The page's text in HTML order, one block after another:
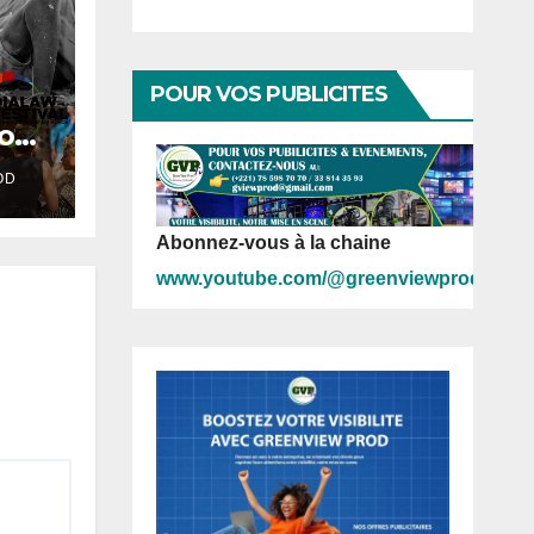
POUR VOS PUBLICITES
Abonnez-vous à la chaine
www.youtube.com/@greenviewprod